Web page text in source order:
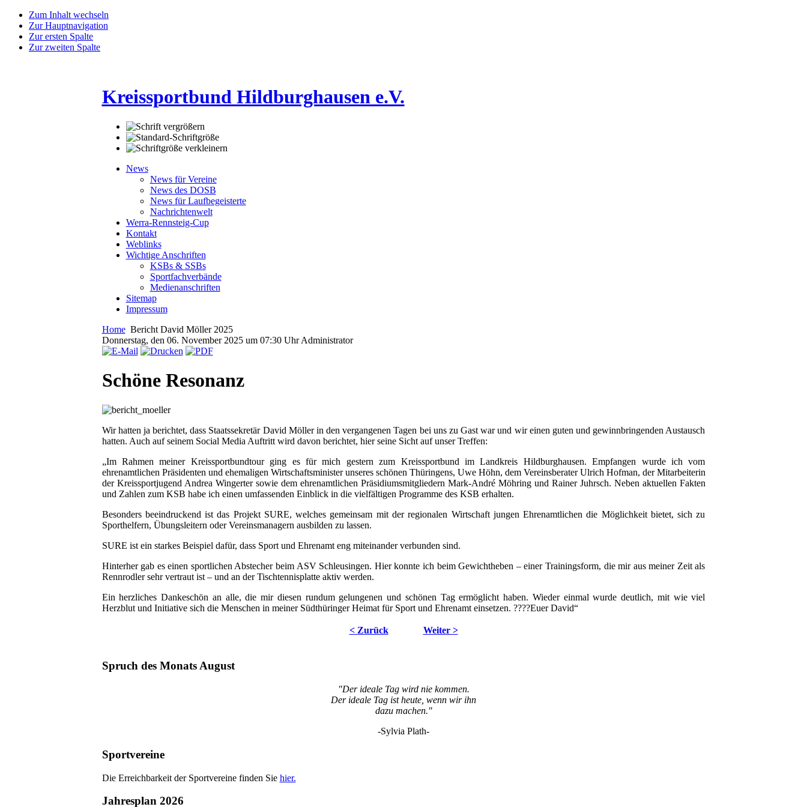
Zum Inhalt wechseln
Zur Hauptnavigation
Zur ersten Spalte
Zur zweiten Spalte
Kreissportbund Hildburghausen e.V.
News
News für Vereine
News des DOSB
News für Laufbegeisterte
Nachrichtenwelt
Werra-Rennsteig-Cup
Kontakt
Weblinks
Wichtige Anschriften
KSBs & SSBs
Sportfachverbände
Medienanschriften
Sitemap
Impressum
Home Bericht David Möller 2025
Donnerstag, den 06. November 2025 um 07:30 UhrAdministrator
Schöne Resonanz
Wir hatten ja berichtet, dass Staatssekretär David Möller in den vergangenen Tagen bei uns zu Gast war und wir einen guten und gewinnbringenden Austausch
hatten. Auch auf seinem Social Media Auftritt wird davon berichtet, hier seine Sicht auf unser Treffen:
„Im Rahmen meiner Kreissportbundtour ging es für mich gestern zum Kreissportbund im Landkreis Hildburghausen. Empfangen wurde ich vom
ehrenamtlichen Präsidenten und ehemaligen Wirtschaftsminister unseres schönen Thüringens, Uwe Höhn, dem Vereinsberater Ulrich Hofman, der Mitarbeiterin
der Kreissportjugend Andrea Wingerter sowie dem ehrenamtlichen Präsidiumsmitgliedern Mark-André Möhring und Rainer Juhrsch. Neben aktuellen Fakten
und Zahlen zum KSB habe ich einen umfassenden Einblick in die vielfältigen Programme des KSB erhalten.
Besonders beeindruckend ist das Projekt SURE, welches gemeinsam mit der regionalen Wirtschaft jungen Ehrenamtlichen die Möglichkeit bietet, sich zu
Sporthelfern, Übungsleitern oder Vereinsmanagern ausbilden zu lassen.
SURE ist ein starkes Beispiel dafür, dass Sport und Ehrenamt eng miteinander verbunden sind.
Hinterher gab es einen sportlichen Abstecher beim ASV Schleusingen. Hier konnte ich beim Gewichtheben – einer Trainingsform, die mir aus meiner Zeit als
Rennrodler sehr vertraut ist – und an der Tischtennisplatte aktiv werden.
Ein herzliches Dankeschön an alle, die mir diesen rundum gelungenen und schönen Tag ermöglicht haben. Wieder einmal wurde deutlich, mit wie viel
Herzblut und Initiative sich die Menschen in meiner Südthüringer Heimat für Sport und Ehrenamt einsetzen. ????Euer David“
< Zurück Weiter >
Spruch des Monats August
"Der ideale Tag wird nie kommen.
Der ideale Tag ist heute, wenn wir ihn
dazu machen."
-Sylvia Plath-
Sportvereine
Die Erreichbarkeit der Sportvereine finden Sie hier.
Jahresplan 2026